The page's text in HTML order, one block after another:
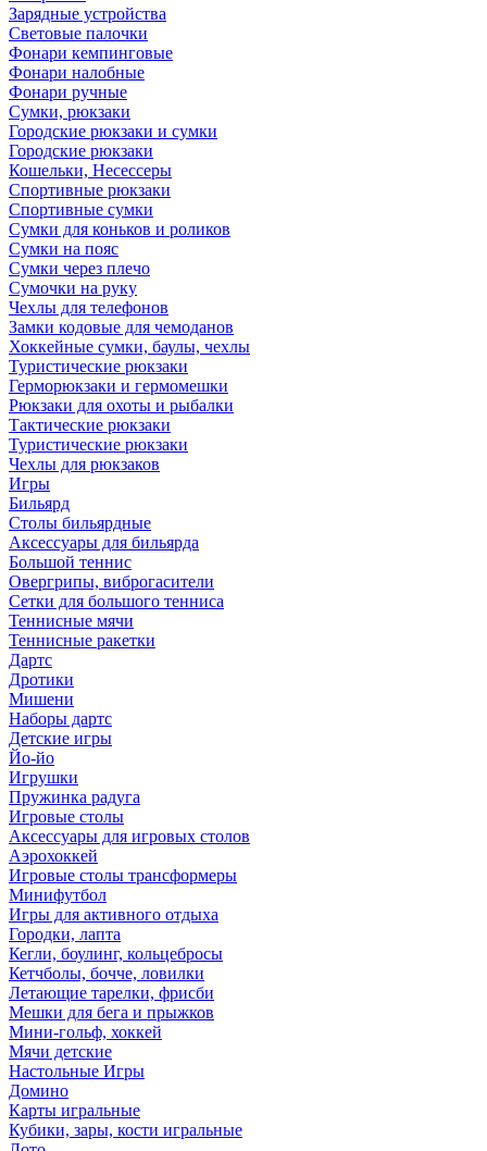
Зарядные устройства
Световые палочки
Фонари кемпинговые
Фонари налобные
Фонари ручные
Сумки, рюкзаки
Городские рюкзаки и сумки
Городские рюкзаки
Кошельки, Несессеры
Спортивные рюкзаки
Спортивные сумки
Сумки для коньков и роликов
Сумки на пояс
Сумки через плечо
Сумочки на руку
Чехлы для телефонов
Замки кодовые для чемоданов
Хоккейные сумки, баулы, чехлы
Туристические рюкзаки
Герморюкзаки и гермомешки
Рюкзаки для охоты и рыбалки
Тактические рюкзаки
Туристические рюкзаки
Чехлы для рюкзаков
Игры
Бильярд
Столы бильярдные
Аксессуары для бильярда
Большой теннис
Овергрипы, виброгасители
Сетки для большого тенниса
Теннисные мячи
Теннисные ракетки
Дартс
Дротики
Мишени
Наборы дартс
Детские игры
Йо-йо
Игрушки
Пружинка радуга
Игровые столы
Аксессуары для игровых столов
Аэрохоккей
Игровые столы трансформеры
Минифутбол
Игры для активного отдыха
Городки, лапта
Кегли, боулинг, кольцебросы
Кетчболы, бочче, ловилки
Летающие тарелки, фрисби
Мешки для бега и прыжков
Мини-гольф, хоккей
Мячи детские
Настольные Игры
Домино
Карты игральные
Кубики, зары, кости игральные